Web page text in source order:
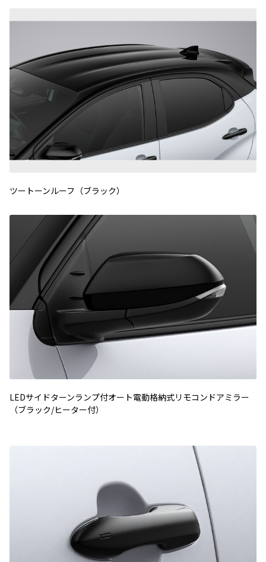
ツートーンルーフ（ブラック）
LEDサイドターンランプ付オート電動格納式リモコンドアミラー
（ブラック/ヒーター付）